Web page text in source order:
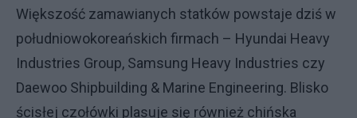
Większość zamawianych statków powstaje dziś w
południowokoreańskich firmach – Hyundai Heavy
Industries Group, Samsung Heavy Industries czy
Daewoo Shipbuilding & Marine Engineering. Blisko
ścisłej czołówki plasuje się również chińska